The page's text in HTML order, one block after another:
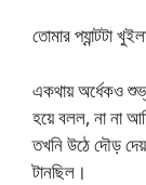
তোমার প্যান্টটা
একথায় অর্ধেকও
হয়ে বলল, না না
তখনি উঠে দৌড়
টানছিল।